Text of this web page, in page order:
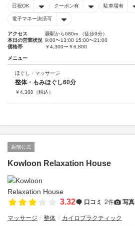
日祝OK クーポン有 駐車場有
電子マネー決済可
アクセス
蕨駅から680m （徒歩9分）
本日の営業状況 9:00〜13:00 15:00〜21:00
価格帯
￥4,300〜￥6,800
メニュー
ほぐし・マッサージ
整体・もみほぐし60分
￥4,300 （税込）
店舗公式
Kowloon Relaxation House
3.32 口コミ 2件 写真
マッサージ 整体 カイロプラクティック